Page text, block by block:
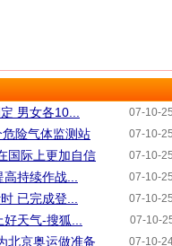
07-10-
男女各10...
07-10-
险气体监测站
07-10-
国际上更加自信
07-10-
持续作战...
07-10-
已完成登...
07-10-
天气-搜狐...
07-10-
北京奥运做准备